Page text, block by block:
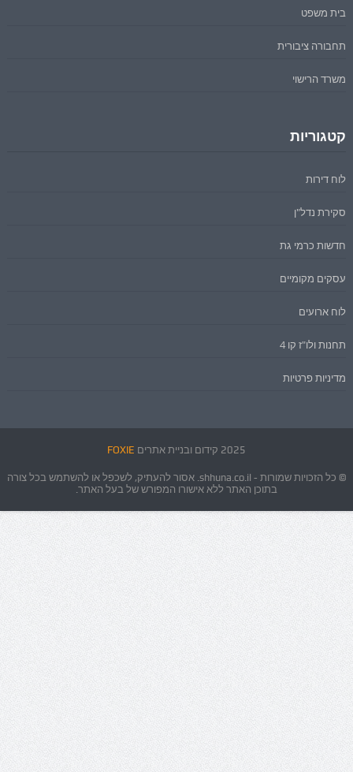
בית משפט
תחבורה ציבורית
משרד הרישוי
קטגוריות
לוח דירות
סקירת נדל"ן
חדשות כרמי גת
עסקים מקומיים
לוח ארועים
תחנות ולו"ז קו 4
מדיניות פרטיות
2025 קידום ובניית אתרים FOXIE
© כל הזכויות שמורות - shhuna.co.il. אסור להעתיק, לשכפל או להשתמש בכל צורה
בתוכן האתר ללא אישורו המפורש של בעל האתר.